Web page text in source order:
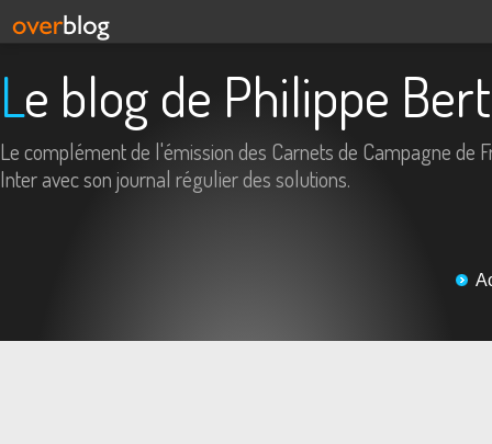
Le blog de Philippe
Le complément de l'émission des Carnets de Campagne de
Inter avec son journal régulier des solutions.